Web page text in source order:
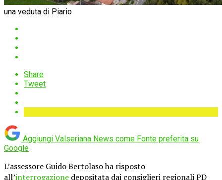
una veduta di Piario
Share
Tweet
Aggiungi Valseriana News come Fonte preferita su
Google
L’assessore Guido Bertolaso ha risposto
all’interrogazione depositata dai consiglieri regionali PD